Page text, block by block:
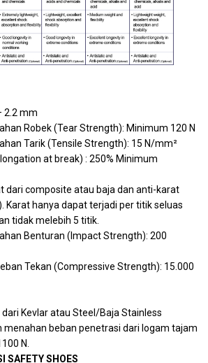
2.2 mm
Robek (Tear Strength): Minimum 120 N
Tarik (Tensile Strength): 15 N/mm²
at break) : 250% Minimum
dari composite atau baja dan anti-karat
Karat hanya dapat terjadi per titik seluas
tidak melebih 5 titik.
Benturan (Impact Strength): 200
Tekan (Compressive Strength): 15.000
Kevlar atau Steel/Baja Stainless
beban penetrasi dari logam tajam
N.
SAFETY SHOES